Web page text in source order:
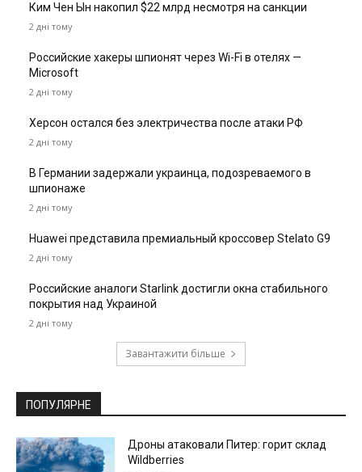
Ким Чен Ын накопил $22 млрд несмотря на санкции
2 дні тому
Российские хакеры шпионят через Wi-Fi в отелях —
Microsoft
2 дні тому
Херсон остался без электричества после атаки РФ
2 дні тому
В Германии задержали украинца, подозреваемого в
шпионаже
2 дні тому
Huawei представила премиальный кроссовер Stelato G9
2 дні тому
Российские аналоги Starlink достигли окна стабильного
покрытия над Украиной
2 дні тому
Завантажити більше
ПОПУЛЯРНЕ
Дроны атаковали Питер: горит склад
Wildberries